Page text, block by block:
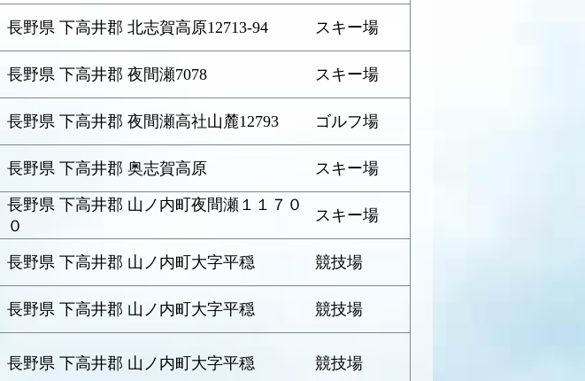
長野県 下高井郡 北志賀高原12713-94 スキー場
長野県 下高井郡 夜間瀬7078 スキー場
長野県 下高井郡 夜間瀬高社山麓12793 ゴルフ場
長野県 下高井郡 奥志賀高原 スキー場
長野県 下高井郡 山ノ内町夜間瀬１１７０
０
スキー場
長野県 下高井郡 山ノ内町大字平穏 競技場
長野県 下高井郡 山ノ内町大字平穏 競技場
長野県 下高井郡 山ノ内町大字平穏 競技場